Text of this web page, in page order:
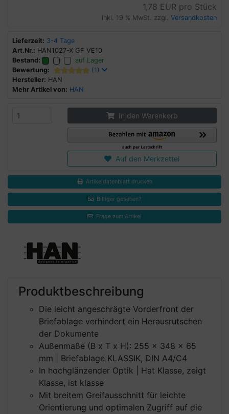
1,78 EUR pro Stück
inkl. 19 % MwSt. zzgl. Versandkosten
Lieferzeit: 3-4 Tage
Art.Nr.: HAN1027-X GF VE10
Bestand:
auf Lager
Bewertung:
(1)
Hersteller: HAN
Mehr Artikel von: HAN
In den Warenkorb
Auf den Merkzettel
Artikeldatenblatt drucken
Billiger gesehen?
Frage zum Artikel
Produktbeschreibung
Die leicht angeschrägte Vorderfront der
Briefablage verhindert ein Herausrutschen
der Dokumente
Außenmaße (B x T x H): 255 x 348 x 65
mm | Briefablage KLASSIK, DIN A4/C4
In hochglänzender Optik | Hat Klasse, zeigt
Klasse, ist klasse
Mit breitem Greifausschnitt für leichte
Orientierung und optimalen Zugriff auf die